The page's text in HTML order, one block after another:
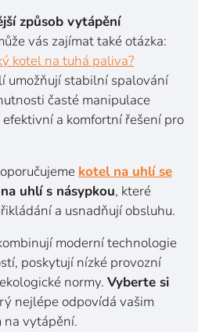
způsob vytápění
vás zajímat také otázka:
kotel na tuhá paliva?
umožňují stabilní spalování
časté manipulace
a komfortní řešení pro
kotel na uhlí se
uhlí s násypkou, které
a usnadňují obsluhu.
moderní technologie
poskytují nízké provozní
normy. Vyberte si
nejlépe odpovídá vašim
na vytápění.